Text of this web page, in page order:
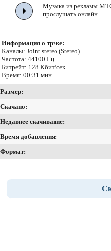
Музыка из рекламы
прослушать онлайн
Информация о трэке:
Каналы: Joint stereo (Stereo)
Частота: 44100 Гц
Битрейт: 128 Кбит/сек.
Время: 00:31 мин
Размер:
Скачано:
Недавнее скачивание:
Время добавления:
Формат: